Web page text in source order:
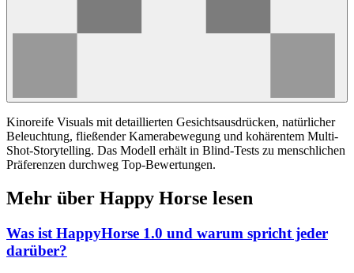
Kinoreife Visuals mit detaillierten Gesichtsausdrücken, natürlicher
Beleuchtung, fließender Kamerabewegung und kohärentem Multi-
Shot-Storytelling. Das Modell erhält in Blind-Tests zu menschlichen
Präferenzen durchweg Top-Bewertungen.
Mehr über Happy Horse lesen
Was ist HappyHorse 1.0 und warum spricht jeder
darüber?